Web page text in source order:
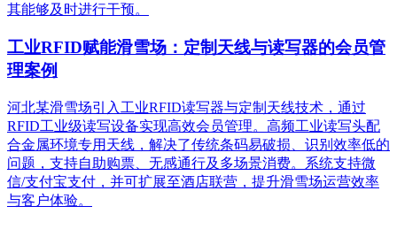
其能够及时进行干预。
工业RFID赋能滑雪场：定制天线与读写器的会员管
理案例
河北某滑雪场引入工业RFID读写器与定制天线技术，通过
RFID工业级读写设备实现高效会员管理。高频工业读写头配
合金属环境专用天线，解决了传统条码易破损、识别效率低的
问题，支持自助购票、无感通行及多场景消费。系统支持微
信/支付宝支付，并可扩展至酒店联营，提升滑雪场运营效率
与客户体验。